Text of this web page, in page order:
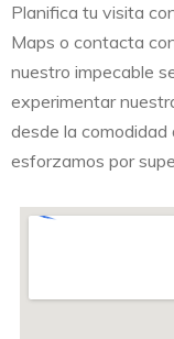
Planifica tu visita
Maps o contacta
nuestro impecable
experimentar
desde la
esforzamos por